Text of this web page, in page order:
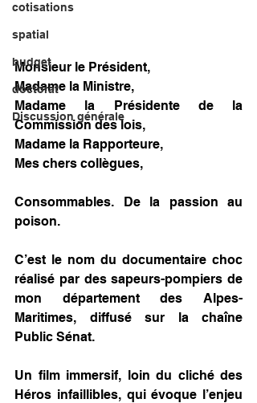
cotisations
spatial
budget
doctorat
Discussion générale
Monsieur le Président,
Madame la Ministre,
Madame la Présidente de la
Commission des lois,
Madame la Rapporteure,
Mes chers collègues,
Consommables. De la passion au
poison.
C’est le nom du documentaire choc
réalisé par des sapeurs-pompiers de
mon département des Alpes-
Maritimes, diffusé sur la chaîne
Public Sénat.
Un film immersif, loin du cliché des
Héros infaillibles, qui évoque l’enjeu